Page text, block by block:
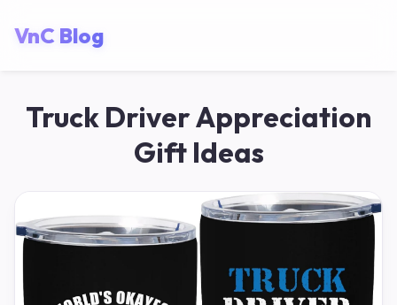
VnC Blog
Truck Driver Appreciation
Gift Ideas